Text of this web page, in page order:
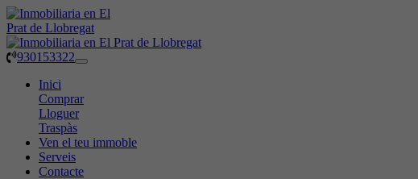
930153322
Toggle
Inici
Comprar
Lloguer
Traspàs
Ven el teu immoble
Serveis
Contacte